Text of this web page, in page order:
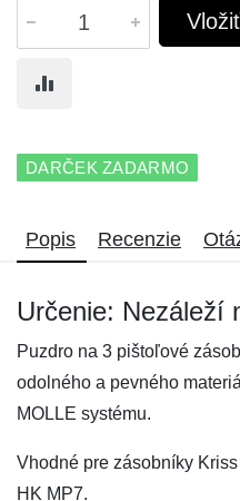
DARČEK ZADARMO
Popis Recenzie
Určenie: Nezáleží
Puzdro na 3 pištoľové
odolného a pevného
MOLLE systému.
Vhodné pre zásobníky
HK MP7.